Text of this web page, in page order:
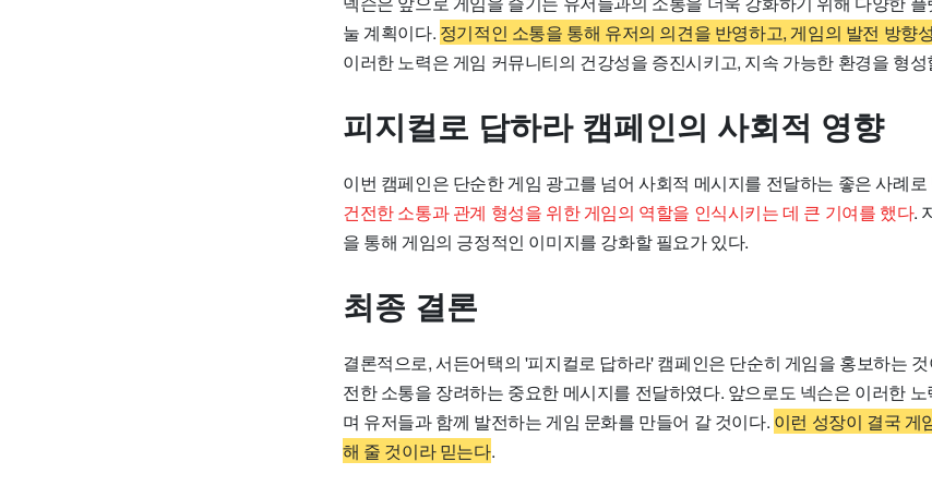
눌 계획이다. 정기적인 소통을 통해 유저의 의견을 반영하고, 게임의 발전 방향
이러한 노력은 게임 커뮤니티의 건강성을 증진시키고, 지속 가능한 환경을 형
피지컬로 답하라 캠페인의 사회적 영향
이번 캠페인은 단순한 게임 광고를 넘어 사회적 메시지를 전달하는 좋은 사례로
건전한 소통과 관계 형성을 위한 게임의 역할을 인식시키는 데 큰 기여를 했다.
을 통해 게임의 긍정적인 이미지를 강화할 필요가 있다.
최종 결론
결론적으로, 서든어택의 '피지컬로 답하라' 캠페인은 단순히 게임을 홍보하는
전한 소통을 장려하는 중요한 메시지를 전달하였다. 앞으로도 넥슨은 이러한
며 유저들과 함께 발전하는 게임 문화를 만들어 갈 것이다. 이런 성장이 결국 게
해 줄 것이라 믿는다.